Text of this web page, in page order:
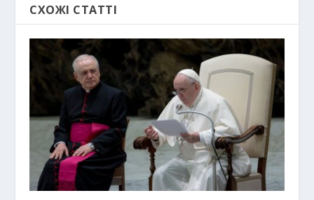
СХОЖІ СТАТТІ